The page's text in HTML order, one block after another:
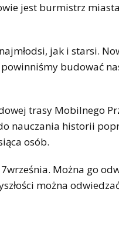
jest burmistrz
jak i starsi.
budować
trasy Mobilnego
nauczania historii
osób.
Można go
można